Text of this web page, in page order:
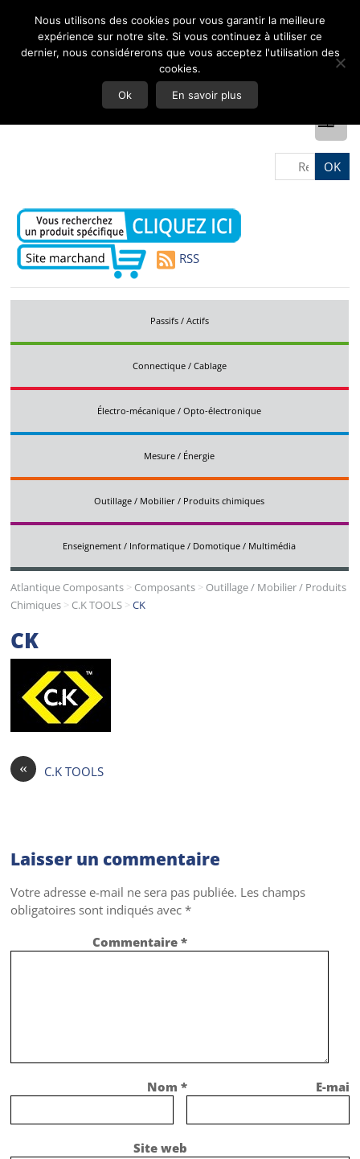
RSS
Passifs / Actifs
Connectique / Cablage
Électro-mécanique / Opto-électronique
Mesure / Énergie
Outillage / Mobilier / Produits chimiques
Enseignement / Informatique / Domotique / Multimédia
Atlantique Composants > Composants > Outillage / Mobilier / Produits
Chimiques > C.K TOOLS >CK
CK
« C.K TOOLS
Laisser un commentaire
Votre adresse e-mail ne sera pas publiée. Les champs
obligatoires sont indiqués avec*
Commentaire*
Nom* E-mail
Site web
Nous utilisons des cookies pour vous garantir la meilleure
expérience sur notre site. Si vous continuez à utiliser ce
dernier, nous considérerons que vous acceptez l'utilisation des
cookies.
Ok En savoir plus